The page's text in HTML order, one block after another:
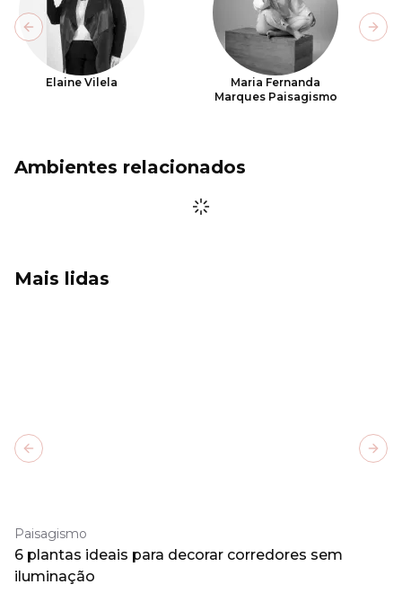
Elaine Vilela
Maria Fernanda
Marques Paisagismo
Previous slide
Ambientes relacionados
Mais lidas
Paisagismo
6 plantas ideais para decorar corredores sem
iluminação
Previous slide